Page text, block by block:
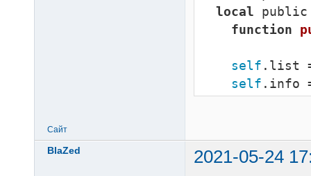
    CreateWindow(tId)
local
secCode,
else
на получение
sec_code=%s,
получение
sec_code=%s,
local
function
self .list
self .info
for
do
Сайт
BlaZed
2021-05-24